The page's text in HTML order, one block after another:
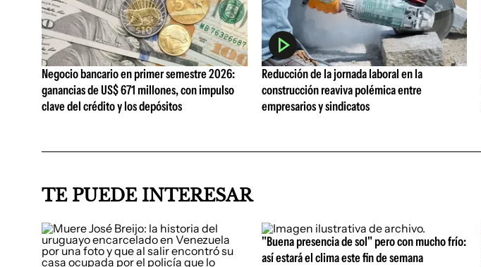
Negocio bancario en primer semestre 2026:
ganancias de US$ 671 millones, con impulso
clave del crédito y los depósitos
Reducción de la jornada laboral en la
construcción reaviva polémica entre
empresarios y sindicatos
TE PUEDE INTERESAR
"Buena presencia de sol" pero con mucho frío:
así estará el clima este fin de semana